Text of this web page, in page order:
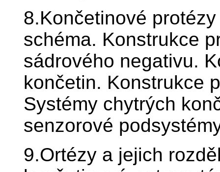
8.Končetinové
schéma. Konstrukce
sádrového negativu.
končetin. Konstrukce
Systémy chytrých
senzorové
9.Ortézy a jejich